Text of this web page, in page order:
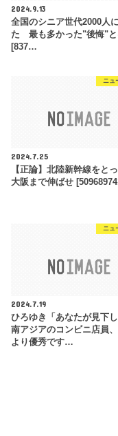
2024.9.13
全国のシニア世代2000人
た 最も多かった"後悔"
[837…
ニュ
2024.7.25
【正論】北陸新幹線をと
大阪まで伸ばせ
ニュ
2024.7.19
ひろゆき「あなたが見下
南アジアのコンビニ店員
より優秀です…